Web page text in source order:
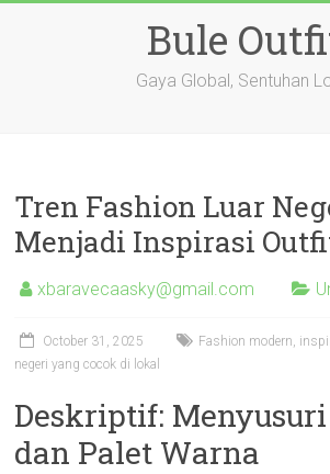
Bule
Gaya Global, Sentuhan
Tren Fashion Luar
Menjadi Inspirasi
xbaravecaasky@gmail.com
October 31, 2025
Fashion modern,
negeri yang cocok di lokal
Deskriptif:
dan Palet Warna